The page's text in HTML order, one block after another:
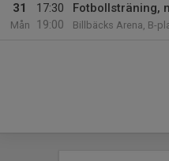
31
Mån
17:30
19:00
Fotbollsträning,
Billbäcks Arena, B-